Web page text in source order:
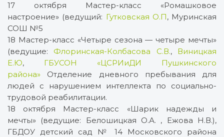
17 октября Мастер-класс «Ромашковое
настроение» (ведущий: Гутковская О.П, Муринская
СОШ №5
18 Мастер-класс «Четыре сезона — четыре мечты»
(ведущие: Флоринская-Колбасова С.В., Виницкая
Е.Ю, ГБУСОН «ЦСРИиДИ Пушкинского
района» Отделение дневного пребывания для
людей с нарушением интеллекта по социально-
трудовой реабилитации.
18 октября Мастер-класс «Шарик надежды и
мечты» (ведущие: Белошицкая О.А. , Ежова Н.В.),
ГБДОУ детский сад № 14 Московского района